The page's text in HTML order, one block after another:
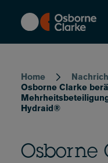
content
Home
Osborne Clarke
Hydraid®
Osborne